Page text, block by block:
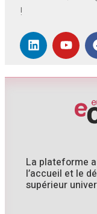
!
La plateforme
l’accueil et le
supérieur